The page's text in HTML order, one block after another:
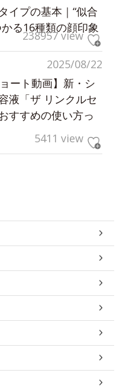
イプの基本｜“似合
かる16種類の顔印象
238957 view
2025/08/22
ョート動画】新・シ
液「ザ リンクルセ
すすめの使い方っ
5411 view